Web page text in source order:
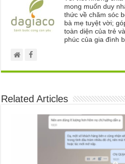
mong muốn duy
thức về chăm sóc
bà mẹ tuyệt vời;
toàn diện của trẻ
phúc của gia đình
Related Articles